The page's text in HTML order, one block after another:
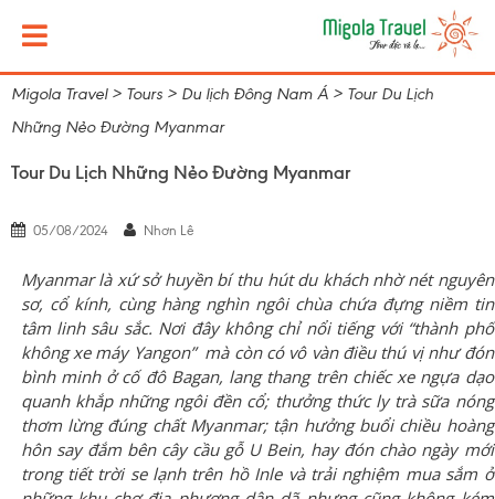
Migola Travel> Tours > Du lịch Đông Nam Á > Tour Du Lịch
Những Nẻo Đường Myanmar
Tour Du Lịch Những Nẻo Đường Myanmar
05/08/2024 Nhơn Lê
Myanmarlà xứ sở huyền bí thu hút du khách nhờ nét nguyên
sơ, cổ kính, cùng hàng nghìn ngôi chùa chứa đựng niềm tin
tâm linh sâu sắc. Nơi đây không chỉ nổi tiếng với “thành phố
không xe máy Yangon” mà còn có vô vàn điều thú vị như đón
bình minh ở cố đô Bagan, lang thang trên chiếc xe ngựa dạo
quanh khắp những ngôi đền cổ; thưởng thức ly trà sữa nóng
thơm lừng đúng chất Myanmar;tận hưởng buổi chiều hoàng
hôn say đắm bên cây cầu gỗ UBein, hay đón chào ngày mới
trong tiết trời se lạnh trên hồ Inlevà trải nghiệm mua sắm ở